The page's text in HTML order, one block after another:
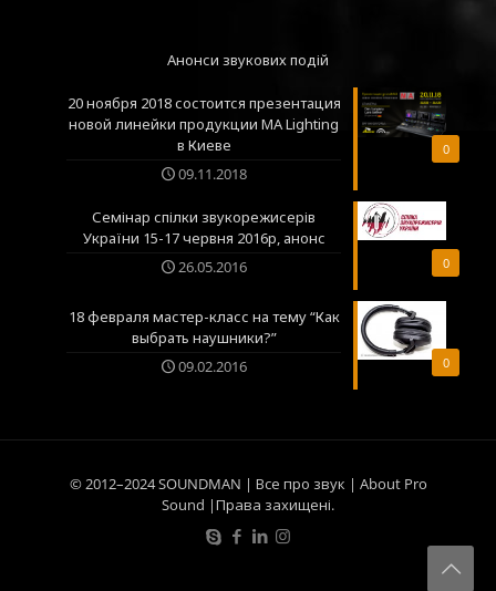
Анонси звукових подій
0
20 ноября 2018 состоится презентация
новой линейки продукции MA Lighting
в Киеве
09.11.2018
0
Семінар спілки звукорежисерів
України 15-17 червня 2016р, анонс
26.05.2016
0
18 февраля мастер-класс на тему “Как
выбрать наушники?”
09.02.2016
© 2012–2024 SOUNDMAN | Все про звук | About Pro
Sound |Права захищені.